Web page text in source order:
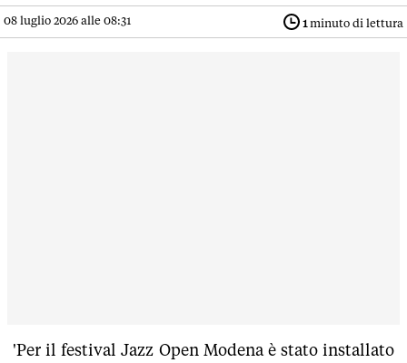
08 luglio 2026 alle 08:31 1minuto di lettura
'Per il festival Jazz Open Modena è stato installato